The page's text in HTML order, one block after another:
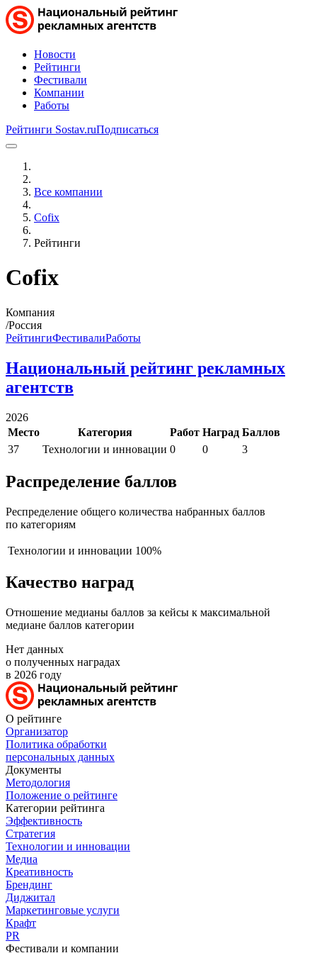
Новости
Рейтинги
Фестивали
Компании
Работы
Рейтинги Sostav.ruПодписаться
Все компании
Cofix
Рейтинги
Cofix
Компания
/Россия
РейтингиФестивалиРаботы
Национальный рейтинг рекламных
агентств
2026
Место
Категория Работ Наград Баллов
37
Технологии и инновации 0 0 3
Распределение баллов
Респределение общего количества набранных баллов
по категориям
Технологии и инновации 100%
Качество наград
Отношение медианы баллов за кейсы к максимальной
медиане баллов категории
Нет данных
о полученных наградах
в 2026 году
О рейтинге
Организатор
Политика обработки
персональных данных
Документы
Методология
Положение о рейтинге
Категории рейтинга
Эффективность
Стратегия
Технологии и инновации
Медиа
Креативность
Брендинг
Диджитал
Маркетинговые услуги
Крафт
PR
Фестивали и компании